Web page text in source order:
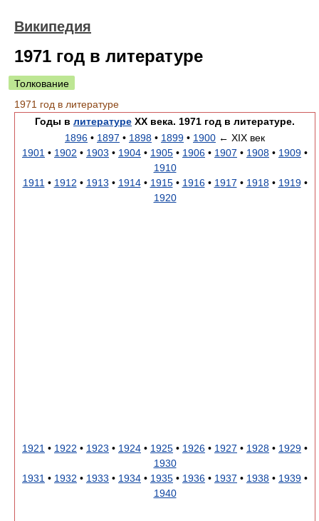
Википедия
1971 год в литературе
Толкование
1971 год в литературе
Годы в литературе XX века. 1971 год в литературе.
1896 • 1897 • 1898 • 1899 • 1900 ← XIX век
1901 • 1902 • 1903 • 1904 • 1905 • 1906 • 1907 • 1908 • 1909 •
1910
1911 • 1912 • 1913 • 1914• 1915• 1916• 1917 • 1918• 1919•
1920
1921 • 1922 • 1923 • 1924 • 1925 • 1926 • 1927 • 1928 • 1929 •
1930
1931 • 1932 • 1933 • 1934 • 1935 • 1936 • 1937 • 1938 • 1939 •
1940